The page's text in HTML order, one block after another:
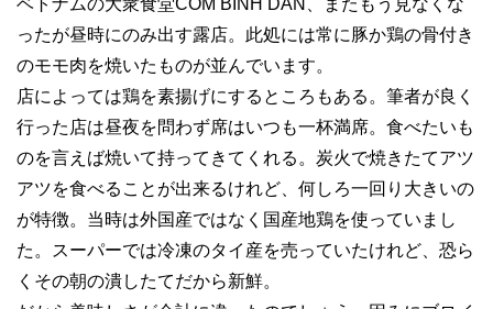
ベトナムの大衆食堂COM BINH DAN、またもう見なくな
ったが昼時にのみ出す露店。此処には常に豚か鶏の骨付き
のモモ肉を焼いたものが並んでいます。
店によっては鶏を素揚げにするところもある。筆者が良く
行った店は昼夜を問わず席はいつも一杯満席。食べたいも
のを言えば焼いて持ってきてくれる。炭火で焼きたてアツ
アツを食べることが出来るけれど、何しろ一回り大きいの
が特徴。当時は外国産ではなく国産地鶏を使っていまし
た。スーパーでは冷凍のタイ産を売っていたけれど、恐ら
くその朝の潰したてだから新鮮。